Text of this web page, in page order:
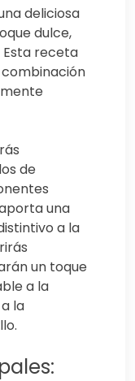
deliciosa
dulce,
Esta receta
de
una
a la
un toque
a la
la